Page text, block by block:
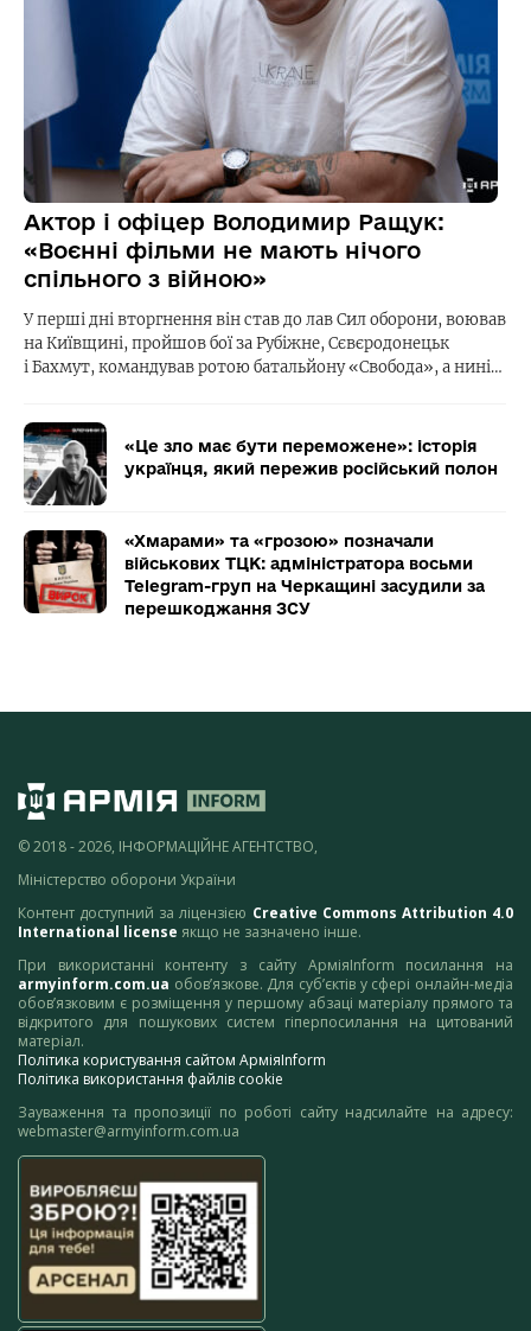
Актор і офіцер Володимир Ращук:
«Воєнні фільми не мають нічого
спільного з війною»
У перші дні вторгнення він став до лав Сил оборони, воював
на Київщині, пройшов бої за Рубіжне, Сєвєродонецьк
і Бахмут, командував ротою батальйону «Свобода», а нині…
«Це зло має бути переможене»: історія
українця, який пережив російський полон
«Хмарами» та «грозою» позначали
військових ТЦК: адміністратора восьми
Telegram-груп на Черкащині засудили за
перешкоджання ЗСУ
© 2018 - 2026, ІНФОРМАЦІЙНЕ АГЕНТСТВО,
Міністерство оборони України
Контент доступний за ліцензією Creative Commons Attribution 4.0
International license якщо не зазначено інше.
При використанні контенту з сайту АрміяInform посилання на
armyinform.com.ua обов’язкове. Для суб’єктів у сфері онлайн-медіа
обов’язковим є розміщення у першому абзаці матеріалу прямого та
відкритого для пошукових систем гіперпосилання на цитований
матеріал.
Політика користування сайтом АрміяInform
Політика використання файлів cookie
Зауваження та пропозиції по роботі сайту надсилайте на адресу:
webmaster@armyinform.com.ua